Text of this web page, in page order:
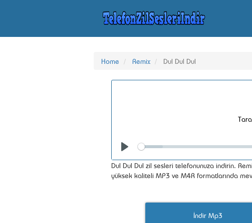
Home Remix Dul Dul Dul
Seek
Dul Dul Dul zil sesleri telefonunuza indirin.
yüksek kaliteli MP3 ve M4R formatlarında
İndir Mp3